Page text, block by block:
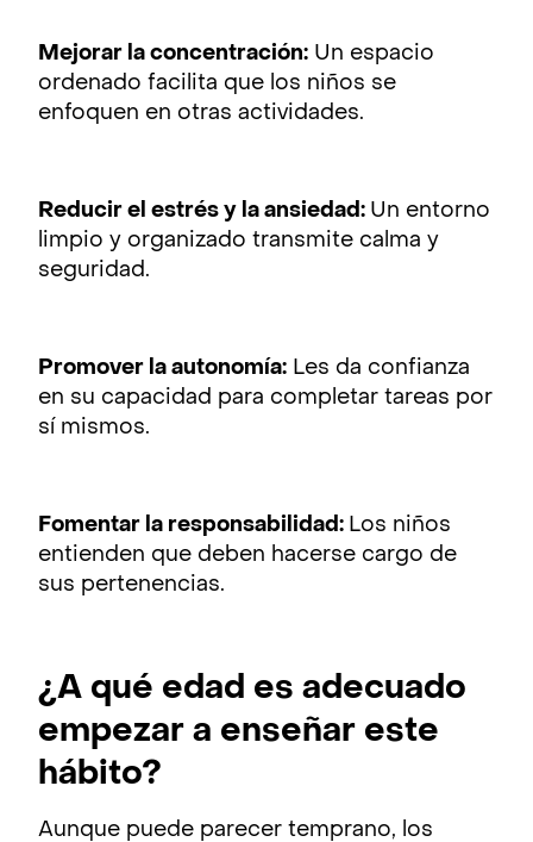
Mejorar la concentración: Un espacio
ordenado facilita que los niños se
enfoquen en otras actividades.
Reducir el estrés y la ansiedad: Un entorno
limpio y organizado transmite calma y
seguridad.
Promover la autonomía: Les da confianza
en su capacidad para completar tareas por
sí mismos.
Fomentar la responsabilidad: Los niños
entienden que deben hacerse cargo de
sus pertenencias.
¿A qué edad es adecuado
empezar a enseñar este
hábito?
Aunque puede parecer temprano, los